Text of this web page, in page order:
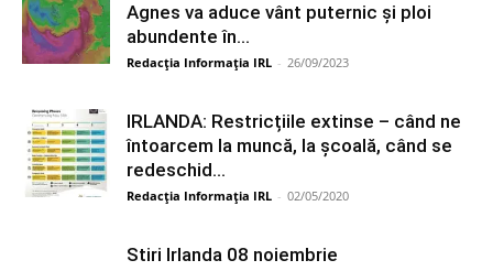
Agnes va aduce vânt puternic și ploi
abundente în...
Redacția Informația IRL - 26/09/2023
IRLANDA: Restricțiile extinse – când ne
întoarcem la muncă, la școală, când se
redeschid...
Redacția Informația IRL - 02/05/2020
Stiri Irlanda 08 noiembrie